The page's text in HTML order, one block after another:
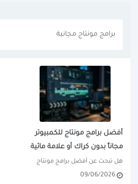
برامج مونتاج مجانية
أفضل برامج مونتاج للكمبيوتر
مجاناً بدون كراك أو علامة مائية
09/06/2026